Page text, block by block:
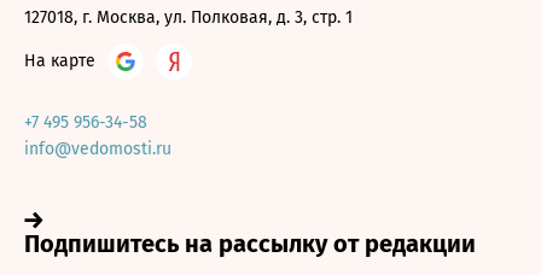
127018, г. Москва, ул. Полковая, д. 3, стр. 1
На карте
+7 495 956-34-58
info@vedomosti.ru